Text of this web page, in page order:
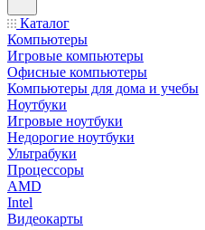
Каталог
Компьютеры
Игровые компьютеры
Офисные компьютеры
Компьютеры для дома и учебы
Ноутбуки
Игровые ноутбуки
Недорогие ноутбуки
Ультрабуки
Процессоры
AMD
Intel
Видеокарты